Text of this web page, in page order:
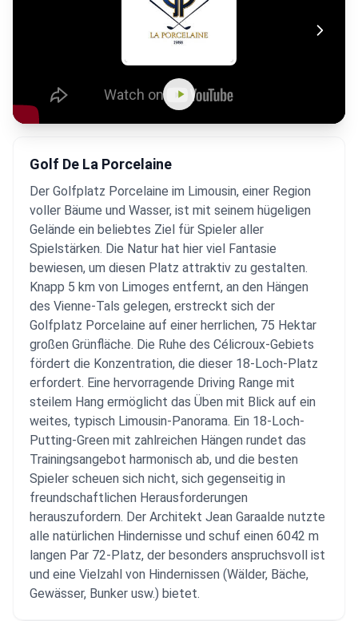
Golf De La Porcelaine
Der Golfplatz Porcelaine im Limousin, einer Region
voller Bäume und Wasser, ist mit seinem hügeligen
Gelände ein beliebtes Ziel für Spieler aller
Spielstärken. Die Natur hat hier viel Fantasie
bewiesen, um diesen Platz attraktiv zu gestalten.
Knapp 5 km von Limoges entfernt, an den Hängen
des Vienne-Tals gelegen, erstreckt sich der
Golfplatz Porcelaine auf einer herrlichen, 75 Hektar
großen Grünfläche. Die Ruhe des Célicroux-Gebiets
fördert die Konzentration, die dieser 18-Loch-Platz
erfordert. Eine hervorragende Driving Range mit
steilem Hang ermöglicht das Üben mit Blick auf ein
weites, typisch Limousin-Panorama. Ein 18-Loch-
Putting-Green mit zahlreichen Hängen rundet das
Trainingsangebot harmonisch ab, und die besten
Spieler scheuen sich nicht, sich gegenseitig in
freundschaftlichen Herausforderungen
herauszufordern. Der Architekt Jean Garaalde nutzte
alle natürlichen Hindernisse und schuf einen 6042 m
langen Par 72-Platz, der besonders anspruchsvoll ist
und eine Vielzahl von Hindernissen (Wälder, Bäche,
Gewässer, Bunker usw.) bietet.